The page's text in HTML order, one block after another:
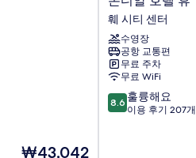
현
₩43,042
디
알
호
텔
휴
훼
시
티
훼 시티 센터
수영장
공항 교통편
무료 주차
무료 WiFi
10
점
8.6 훌륭해요
이용 후기 207개